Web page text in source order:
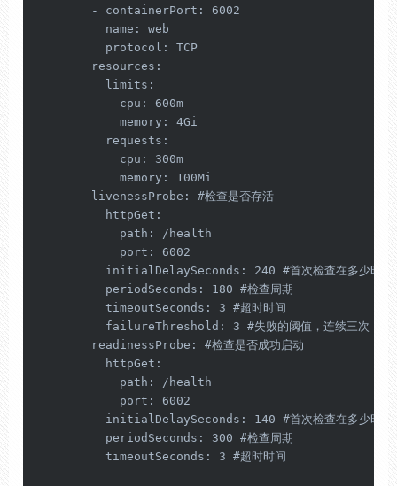
        - containerPort: 6002
          name: web
          protocol: TCP
        resources:
          limits:
            cpu: 600m
            memory: 4Gi
          requests:
            cpu: 300m
            memory: 100Mi
        livenessProbe: #检查是否存活
          httpGet:
            path: /health
            port: 6002
initialDelaySeconds: 240 #首次检查在多少时间
          periodSeconds: 180 #检查周期
          timeoutSeconds: 3 #超时时间
          failureThreshold: 3 #失败的阈值，连续三次
        readinessProbe: #检查是否成功启动
          httpGet:
            path: /health
            port: 6002
initialDelaySeconds: 140 #首次检查在多少时间
          periodSeconds: 300 #检查周期
          timeoutSeconds: 3 #超时时间